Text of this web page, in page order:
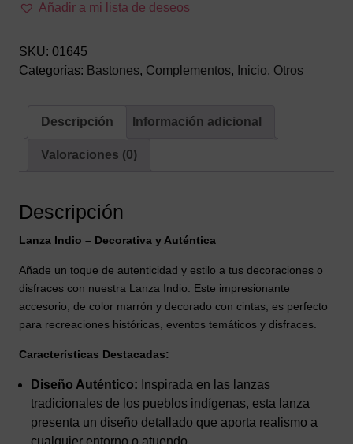
Añadir a mi lista de deseos
SKU: 01645
Categorías: Bastones, Complementos, Inicio, Otros
Descripción Información adicional
Valoraciones (0)
Descripción
Lanza Indio – Decorativa y Auténtica
Añade un toque de autenticidad y estilo a tus decoraciones o
disfraces con nuestra Lanza Indio. Este impresionante
accesorio, de color marrón y decorado con cintas, es perfecto
para recreaciones históricas, eventos temáticos y disfraces.
Características Destacadas:
Diseño Auténtico: Inspirada en las lanzas
tradicionales de los pueblos indígenas, esta lanza
presenta un diseño detallado que aporta realismo a
cualquier entorno o atuendo.